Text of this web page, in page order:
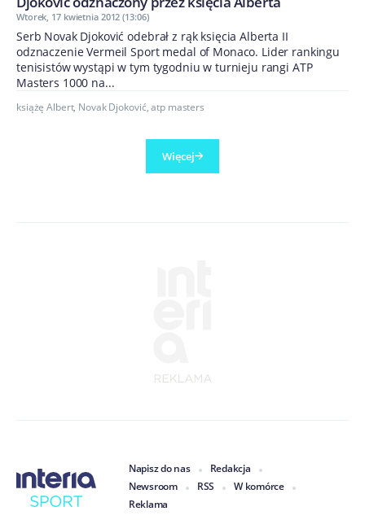
Wtorek, 17 kwietnia 2012 (13:06)
Serb Novak Djoković odebrał z rąk księcia Alberta II
odznaczenie Vermeil Sport medal of Monaco. Lider rankingu
tenisistów wystąpi w tym tygodniu w turnieju rangi ATP
Masters 1000 na...
książę Albert, Novak Djoković,atp masters
Więcej
Napisz do nas
Redakcja
Newsroom
RSS
W komórce
Reklama